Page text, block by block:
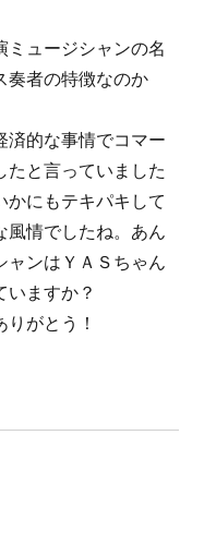
ュージシャンの名
奏者の特徴なのか
的な事情でコマー
たと言っていました
かにもテキパキして
風情でしたね。あん
ャンはＹＡＳちゃん
いますか？
がとう！